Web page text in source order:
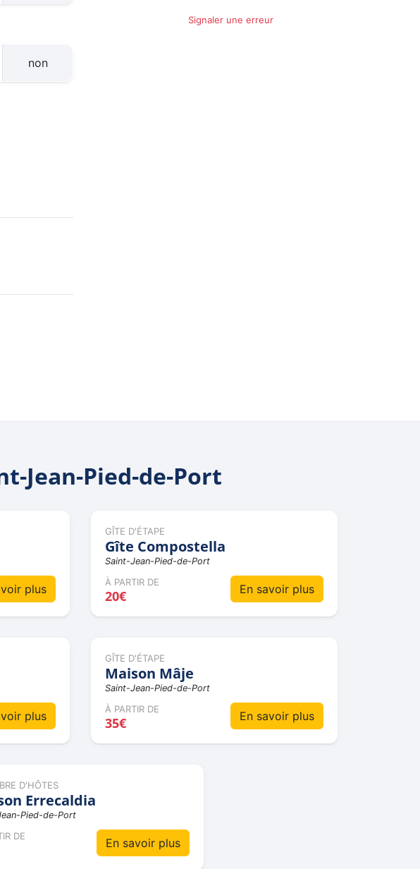
non
Signaler une erreur
Jean-Pied-de-Port
plus
GÎTE D'ÉTAPE
Gîte Compostella
Saint-Jean-Pied-de-Port
À PARTIR DE
20€ En savoir plus
plus
GÎTE D'ÉTAPE
Maison Mâje
Saint-Jean-Pied-de-Port
À PARTIR DE
35€ En savoir plus
D'HÔTES
Errecaldia
Pied-de-Port
DE En savoir plus